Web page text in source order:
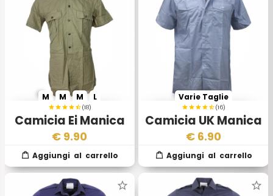
(18)
Camicia Ei Manica
Corta
M M M L
€ 9.90
(16)
Camicia UK Manica
Corta
Varie Taglie
€ 6.90